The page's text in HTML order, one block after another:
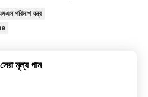
পরিমাপ যন্ত্র
মূল্য পান